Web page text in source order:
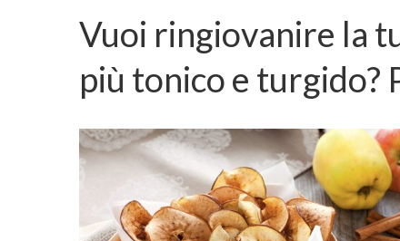
Vuoi ringiovanire la
più tonico e turgido?